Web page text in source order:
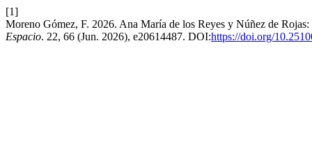
[1]
Moreno Gómez, F. 2026. Ana María de los Reyes y Núñez de
Espacio. 22, 66 (Jun. 2026), e20614487. DOI:https://doi.org/